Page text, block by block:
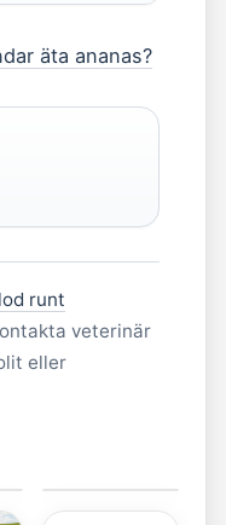
äta ananas?
runt
veterinär
eller
i hjärnan